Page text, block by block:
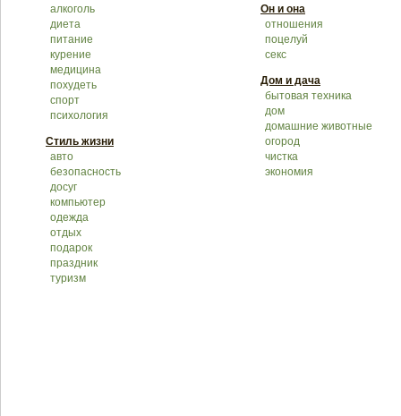
алкоголь
диета
питание
курение
медицина
похудеть
спорт
психология
Стиль жизни
авто
безопасность
досуг
компьютер
одежда
отдых
подарок
праздник
туризм
Он и она
отношения
поцелуй
секс
Дом и дача
бытовая техника
дом
домашние животные
огород
чистка
экономия